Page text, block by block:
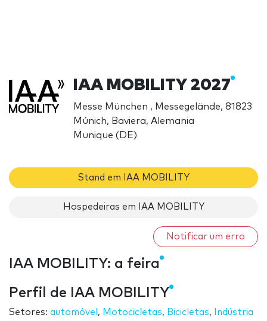
IAA MOBILITY 2027
Messe München , Messegelände, 81823
Múnich, Baviera, Alemania
Munique (DE)
Stand em IAA MOBILITY
Hospedeiras em IAA MOBILITY
Notificar um erro
IAA MOBILITY: a feira
Perfil de IAA MOBILITY
Setores: automóvel , Motocicletas, Bicicletas,
Indústria